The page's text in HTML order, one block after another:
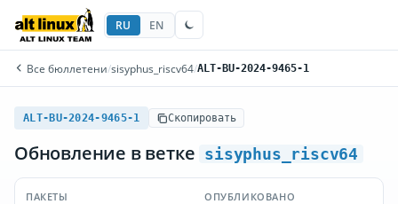
RU EN
Все бюллетени/sisyphus_riscv64/ALT-BU-2024-9465-1
ALT-BU-2024-9465-1 Скопировать
Обновление в ветке sisyphus_riscv64
ПАКЕТЫ ОПУБЛИКОВАНО